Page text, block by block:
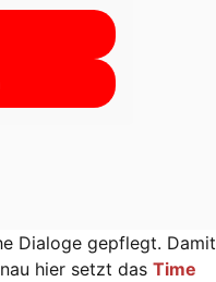
Dialoge gepflegt. Damit
hier setzt das Time